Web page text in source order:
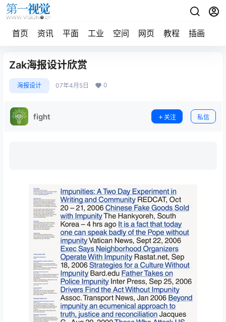
首页 资讯 平面 工业 空间 网页 教程 插画
Zak海报设计欣赏
海报设计 07年4月5日 0
fight 关注 私信